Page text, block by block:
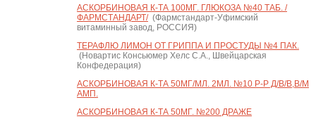
АСКОРБИНОВАЯ К-ТА 100МГ. ГЛЮКОЗА №40 ТАБ. /
ФАРМСТАНДАРТ/(Фармстандарт-Уфимский
витаминный завод, РОССИЯ)
ТЕРАФЛЮ ЛИМОН ОТ ГРИППА И ПРОСТУДЫ №4 ПАК.
(Новартис Консьюмер Хелс С.А., Швейцарская
Конфедерация)
АСКОРБИНОВАЯ К-ТА 50МГ/МЛ. 2МЛ. №10 Р-Р Д/В/В,В/М
АМП.
АСКОРБИНОВАЯ К-ТА 50МГ. №200 ДРАЖЕ